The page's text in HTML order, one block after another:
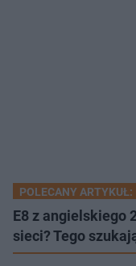
POLECANY ARTYKUŁ:
E8 z angielskiego
sieci? Tego